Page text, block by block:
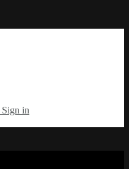
Sign in